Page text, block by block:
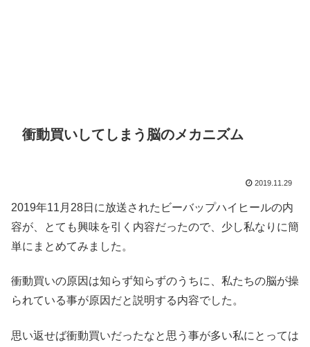
衝動買いしてしまう脳のメカニズム
2019.11.29
2019年11月28日に放送されたビーバップハイヒールの内
容が、とても興味を引く内容だったので、少し私なりに簡
単にまとめてみました。
衝動買いの原因は知らず知らずのうちに、私たちの脳が操
られている事が原因だと説明する内容でした。
思い返せば衝動買いだったなと思う事が多い私にとっては